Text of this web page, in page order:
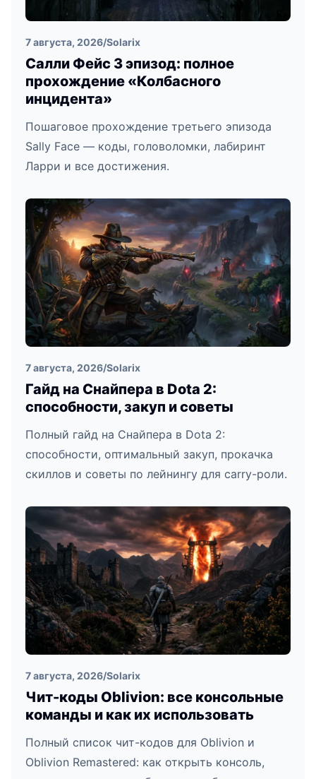
7 августа, 2026/Solarix
Салли Фейс 3 эпизод: полное
прохождение «Колбасного
инцидента»
Пошаговое прохождение третьего эпизода
Sally Face — коды, головоломки, лабиринт
Ларри и все достижения.
7 августа, 2026/Solarix
Гайд на Снайпера в Dota 2:
способности, закуп и советы
Полный гайд на Снайпера в Dota 2:
способности, оптимальный закуп, прокачка
скиллов и советы по лейнингу для carry-роли.
7 августа, 2026/Solarix
Чит-коды Oblivion: все консольные
команды и как их использовать
Полный список чит-кодов для Oblivion и
Oblivion Remastered: как открыть консоль,